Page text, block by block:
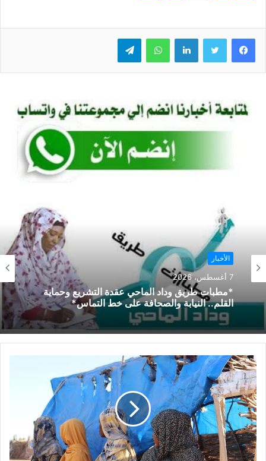
c
e
b
o
k
itt
er
ai
l
at
s
A
p
ar
e
لينكدإن واتساب تيلقرام
الأخبار
7 أغسطس، 2026
*مطبات طريق ​وداد الماحي ​عقدة التشريع وحماية
القلم.. النيابة والصحافة على خط التماس*